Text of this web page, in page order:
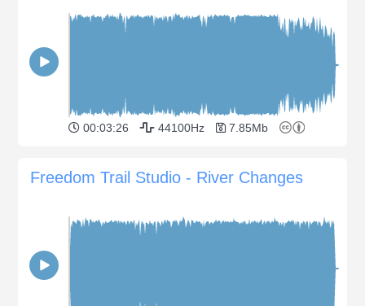
00:03:26 44100Hz 7.85Mb
Freedom Trail Studio - River Changes